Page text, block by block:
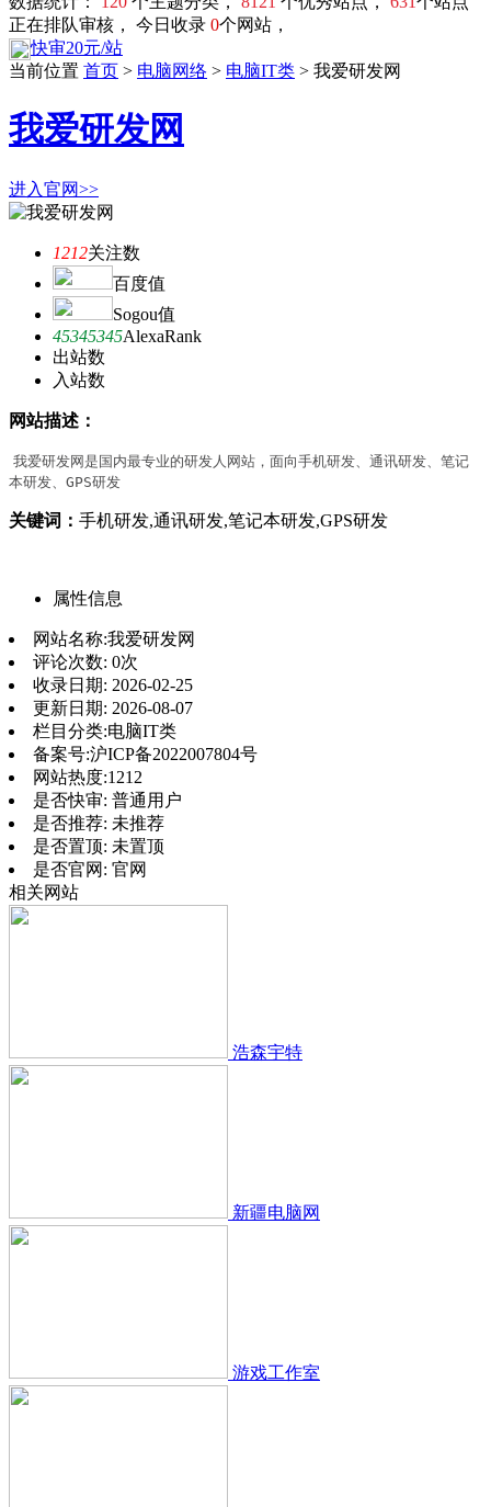
正在排队审核， 今日收录 0个网站，
快审20元/站
当前位置 首页 > 电脑网络 > 电脑IT类 > 我爱研发网
我爱研发网
进入官网>>
1212关注数
百度值
Sogou值
45345345AlexaRank
出站数
入站数
网站描述：
我爱研发网是国内最专业的研发人网站，面向手机研发、通讯研发、笔记
本研发、GPS研发
关键词： 手机研发,通讯研发,笔记本研发,GPS研发
属性信息
网站名称:我爱研发网
评论次数: 0次
收录日期: 2026-02-25
更新日期: 2026-08-07
栏目分类:电脑IT类
备案号:沪ICP备2022007804号
网站热度:1212
是否快审: 普通用户
是否推荐: 未推荐
是否置顶: 未置顶
是否官网: 官网
相关网站
浩森宇特
新疆电脑网
游戏工作室